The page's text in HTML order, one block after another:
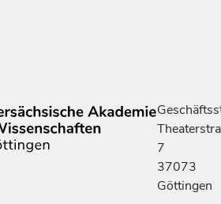
7
37073
Göttingen